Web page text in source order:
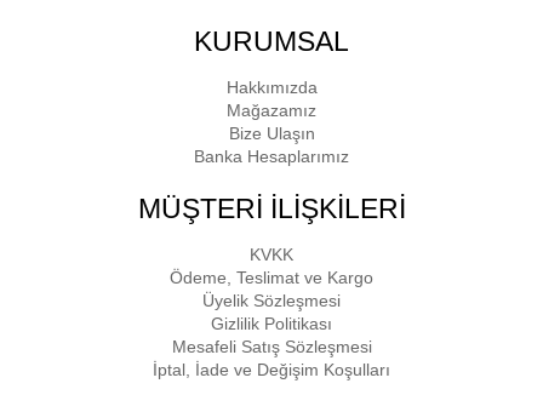
KURUMSAL
Hakkımızda
Mağazamız
Bize Ulaşın
Banka Hesaplarımız
MÜŞTERİ İLİŞKİLERİ
KVKK
Ödeme, Teslimat ve Kargo
Üyelik Sözleşmesi
Gizlilik Politikası
Mesafeli Satış Sözleşmesi
İptal, İade ve Değişim Koşulları